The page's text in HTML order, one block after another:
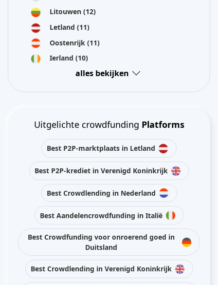
Litouwen (12)
Letland (11)
Oostenrijk (11)
Ierland (10)
alles bekijken
Uitgelichte crowdfunding Platforms
Best P2P-marktplaats in Letland
Best P2P-krediet in Verenigd Koninkrijk
Best Crowdlending in Nederland
Best Aandelencrowdfunding in Italië
Best Crowdfunding voor onroerend goed in
Duitsland
Best Crowdlending in Verenigd Koninkrijk